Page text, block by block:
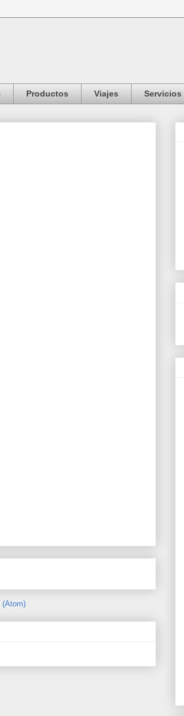
Productos Viajes Servicios
(Atom)